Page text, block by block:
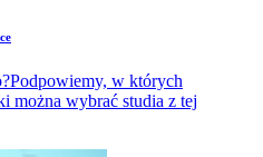
w których
można wybrać studia z tej